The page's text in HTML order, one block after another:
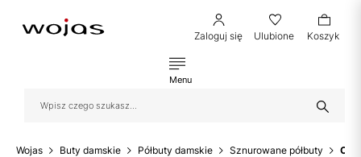
Zaloguj się Ulubione Koszyk
Menu
Wojas Buty damskie Półbuty damskie Sznurowane półbuty